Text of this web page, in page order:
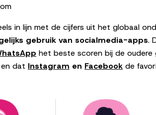
in lijn met de cijfers uit het globaal
gebruik van socialmedia-apps.
het beste scoren bij de
dat Instagram en Facebook de